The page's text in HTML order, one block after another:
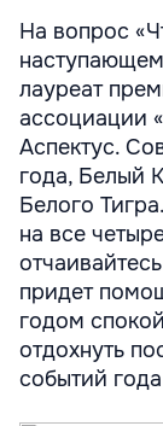
На вопрос
наступающем
лауреат
ассоциации
Аспектус.
года, Белый
Белого
на все
придет
годом
отдохнуть
событий